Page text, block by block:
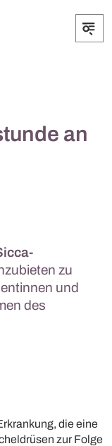
an
zu
und
des
die eine
zur Folge